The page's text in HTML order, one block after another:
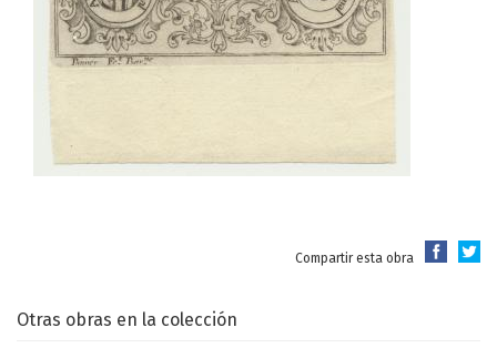
Compartir esta obra
Otras obras en la colección